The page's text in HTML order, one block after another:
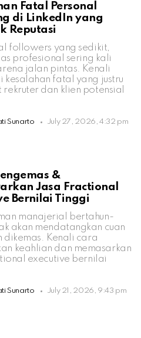
Fatal Personal
di LinkedIn yang
Reputasi
followers yang sedikit,
profesional sering kali
jalan pintas. Kenali
kesalahan fatal yang justru
rekruter dan klien potensial
Sunarto July 27, 2026, 4:32 pm
&
Jasa Fractional
Bernilai Tinggi
manajerial bertahun-
akan mendatangkan cuan
dikemas. Kenali cara
keahlian dan memasarkan
executive bernilai
Sunarto July 21, 2026, 9:43 pm